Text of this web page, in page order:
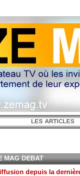
LES ARTICLES
DEBAT
depuis la